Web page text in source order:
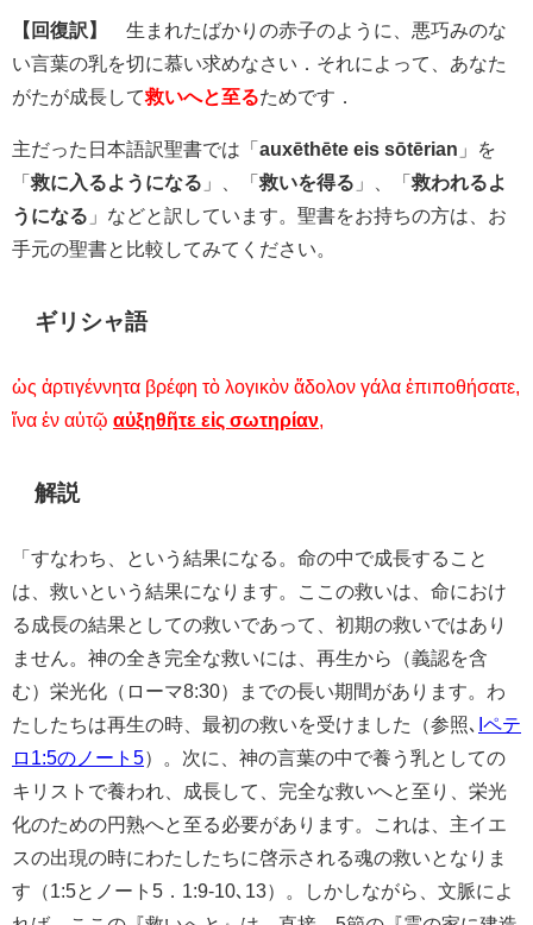
【回復訳】 生まれたばかりの赤子のように、悪巧みのな
い言葉の乳を切に慕い求めなさい．それによって、あなた
がたが成長して救いへと至るためです．
主だった日本語訳聖書では「 auxēthēte eis sōtērian 」を
「救に入るようになる 」、「救いを得る 」、「救われるよ
うになる 」などと訳しています。聖書をお持ちの方は、お
手元の聖書と比較してみてください。
ギリシャ語
ὡς ἀρτιγέννητα βρέφη τὸ λογικὸν ἄδολον γάλα ἐπιποθήσατε,
ἵνα ἐν αὐτῷ αὐξηθῆτε εἰς σωτηρίαν
解説
「すなわち、という結果になる。命の中で成長すること
は、救いという結果になります。ここの救いは、命におけ
る成長の結果としての救いであって、初期の救いではあり
ません。神の全き完全な救いには、再生から（義認を含
む）栄光化（ローマ8:30）までの長い期間があります。わ
たしたちは再生の時、最初の救いを受けました（参照､ Iペテ
ロ1:5のノート5）。次に、神の言葉の中で養う乳としての
キリストで養われ、成長して、完全な救いへと至り、栄光
化のための円熟へと至る必要があります。これは、主イエ
スの出現の時にわたしたちに啓示される魂の救いとなりま
す（1:5とノート5．1:9-10､13）。しかしながら、文脈によ